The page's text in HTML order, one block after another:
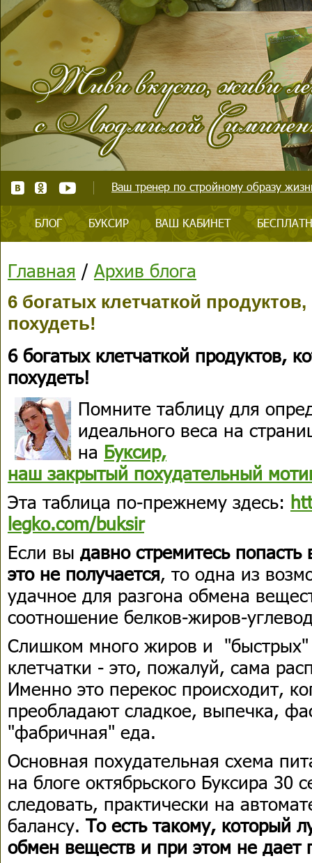
Ваш тренер по стройному образу
БЛОГ БУКСИР ВАШ КАБИНЕТ
Главная / Архив блога
6 богатых клетчаткой
похудеть!
6 богатых клетчаткой продуктов,
похудеть!
Помните таблицу для
идеального веса на
на Буксир,
наш закрытый похудательный
Эта таблица по-прежнему здесь:
legko.com/buksir
Если вы давно стремитесь
это не получается, то одна из
удачное для разгона обмена
соотношение белков-жиров-
Слишком много жиров и "быстрых"
клетчатки - это, пожалуй, сама
Именно это перекос происходит,
преобладают сладкое, выпечка,
"фабричная" еда.
Основная похудательная схема
на блоге октябрьского Буксира 30
следовать, практически на
балансу. То есть такому, который
обмен веществ и при этом не дает